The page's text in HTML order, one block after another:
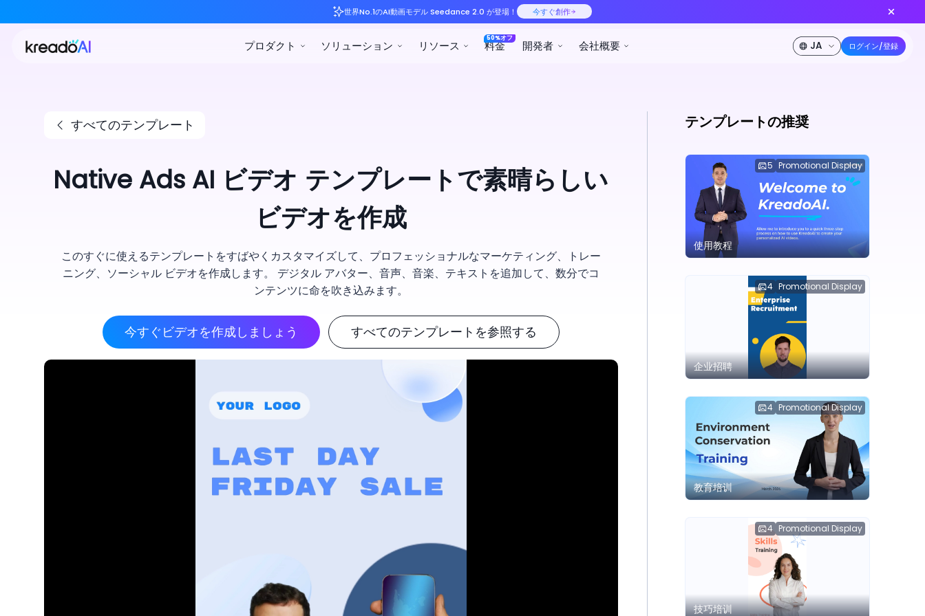
世界No.1のAI動画モデル Seedance 2.0 が登場！
すべてのテンプレート
Native Ads AI ビデオ テンプレートで素晴らしい
ビデオを作成
このすぐに使えるテンプレートをすばやくカスタマイズして、プロフェッショナルなマーケティング、トレー
ニング、ソーシャル ビデオを作成します。 デジタル アバター、音声、音楽、テキストを追加して、数分でコ
ンテンツに命を吹き込みます。
今すぐビデオを作成しましょう すべてのテンプレートを参照する
テンプレートの推奨
5 Promotional Display
使用教程
4 Promotional Display
企业招聘
4 Promotional Display
教育培训
4 Promotional Display
技巧培训